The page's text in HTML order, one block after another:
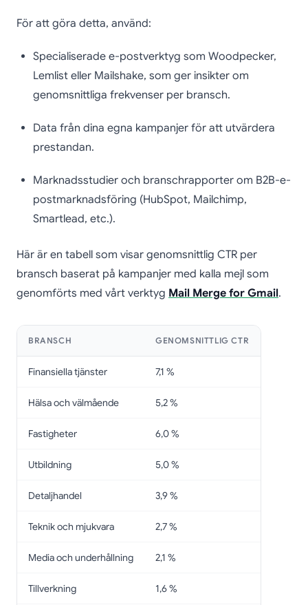
För att göra detta, använd:
Specialiserade e-postverktyg som Woodpecker,
Lemlist eller Mailshake, som ger insikter om
genomsnittliga frekvenser per bransch.
Data från dina egna kampanjer för att utvärdera
prestandan.
Marknadsstudier och branschrapporter om B2B-e-
postmarknadsföring (HubSpot, Mailchimp,
Smartlead, etc.).
Här är en tabell som visar genomsnittlig CTR per
bransch baserat på kampanjer med kalla mejl som
genomförts med vårt verktyg Mail Merge for Gmail.
BRANSCH GENOMSNITTLIG CTR
Finansiella tjänster 7,1 %
Hälsa och välmående 5,2 %
Fastigheter 6,0 %
Utbildning 5,0 %
Detaljhandel 3,9 %
Teknik och mjukvara 2,7 %
Media och underhållning 2,1 %
Tillverkning 1,6 %